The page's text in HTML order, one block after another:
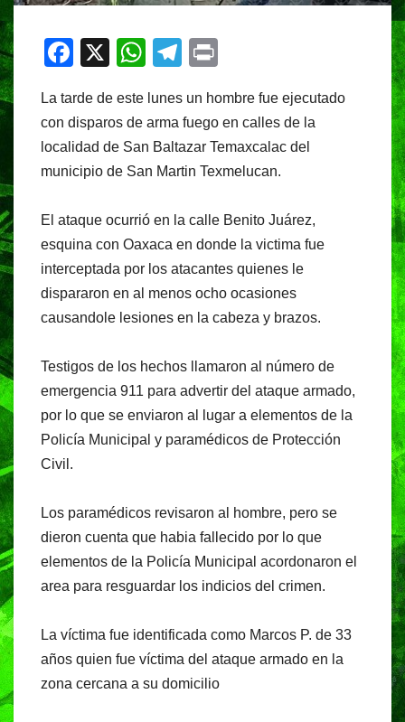
F
c
e
b
o
k
X
W
at
s
A
p
T
e
gr
a
t
La tarde de este lunes un hombre fue ejecutado
con disparos de arma fuego en calles de la
localidad de San Baltazar Temaxcalac del
municipio de San Martin Texmelucan.
El ataque ocurrió en la calle Benito Juárez,
esquina con Oaxaca en donde la victima fue
interceptada por los atacantes quienes le
dispararon en al menos ocho ocasiones
causandole lesiones en la cabeza y brazos.
Testigos de los hechos llamaron al número de
emergencia 911 para advertir del ataque armado,
por lo que se enviaron al lugar a elementos de la
Policía Municipal y paramédicos de Protección
Civil.
Los paramédicos revisaron al hombre, pero se
dieron cuenta que habia fallecido por lo que
elementos de la Policía Municipal acordonaron el
area para resguardar los indicios del crimen.
La víctima fue identificada como Marcos P. de 33
años quien fue víctima del ataque armado en la
zona cercana a su domicilio